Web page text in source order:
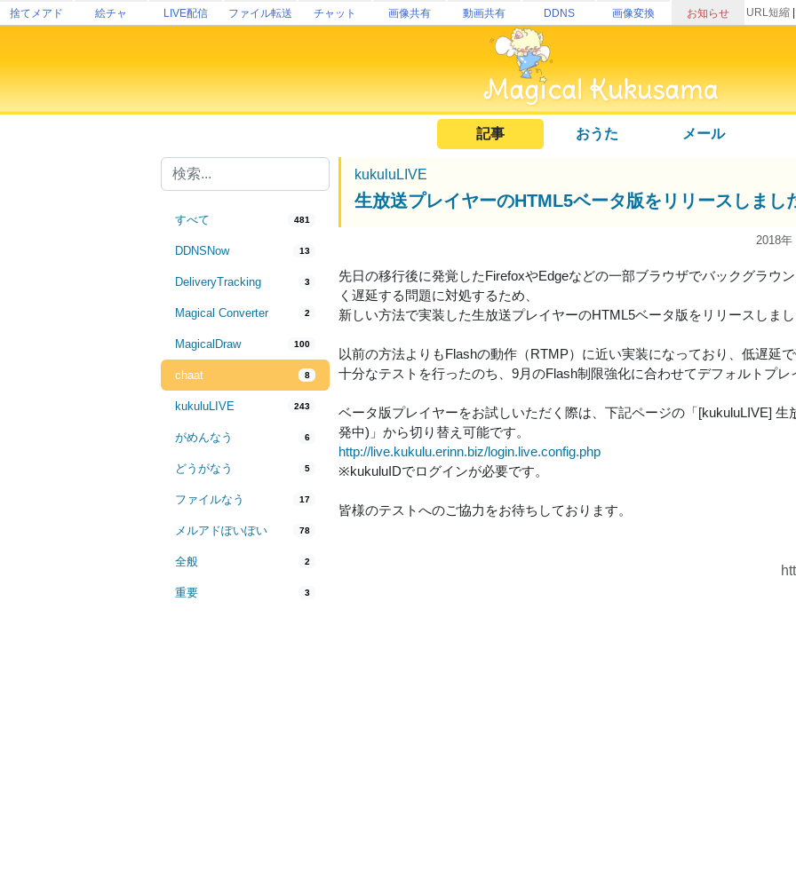
捨てメアド 絵チャ LIVE配信 ファイル転送 チャット 画像共有 動画共有 DDNS 画像変換 お知らせ URL短縮
記事 おうた メール
すべて 481
DDNSNow 13
DeliveryTracking 3
Magical Converter 2
MagicalDraw 100
chaat 8
kukuluLIVE 243
がめんなう 6
どうがなう 5
ファイルなう 17
メルアドぽいぽい 78
全般 2
重要 3
kukuluLIVE
生放送プレイヤーのHTML5ベータ版をリリースしまし
2018年
先日の移行後に発覚したFirefoxやEdgeなどの一部ブラウザでバックグラウ
く遅延する問題に対処するため、
新しい方法で実装した生放送プレイヤーのHTML5ベータ版をリリースしま
以前の方法よりもFlashの動作（RTMP）に近い実装になっており、低遅延
十分なテストを行ったのち、9月のFlash制限強化に合わせてデフォルトプ
ベータ版プレイヤーをお試しいただく際は、下記ページの「[kukuluLIVE]
発中)」から切り替え可能です。
http://live.kukulu.erinn.biz/login.live.config.php
※kukuluIDでログインが必要です。
皆様のテストへのご協力をお待ちしております。